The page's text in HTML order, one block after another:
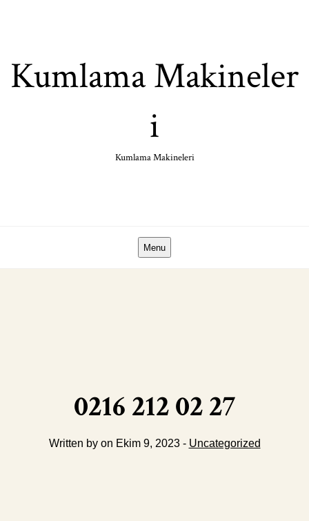
Kumlama Makineler
i
Kumlama Makineleri
Menu
0216 212 02 27
Written by on Ekim 9, 2023 - Uncategorized